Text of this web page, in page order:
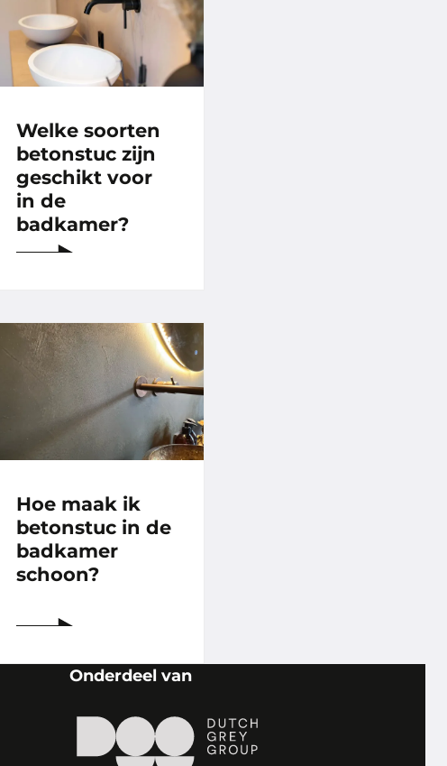
Welke soorten
betonstuc zijn
geschikt voor
in de
badkamer?
Hoe maak ik
betonstuc in de
badkamer
schoon?
Onderdeel van